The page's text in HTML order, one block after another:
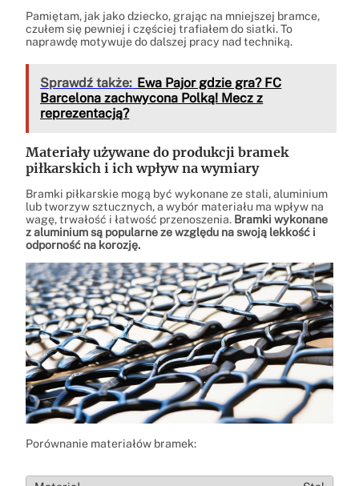
Pamiętam, jak jako dziecko, grając na mniejszej bramce,
czułem się pewniej i częściej trafiałem do siatki. To
naprawdę motywuje do dalszej pracy nad techniką.
Sprawdź także: Ewa Pajor gdzie gra? FC
Barcelona zachwycona Polką! Mecz z
reprezentacją?
Materiały używane do produkcji bramek
piłkarskich i ich wpływ na wymiary
Bramki piłkarskie mogą być wykonane ze stali, aluminium
lub tworzyw sztucznych, a wybór materiału ma wpływ na
wagę, trwałość i łatwość przenoszenia. Bramki wykonane
z aluminium są popularne ze względu na swoją lekkość i
odporność na korozję.
Porównanie materiałów bramek: